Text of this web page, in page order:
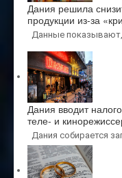
Дания решила
продукции из-за
Данные
Дания вводит
теле- и
Дания собирается